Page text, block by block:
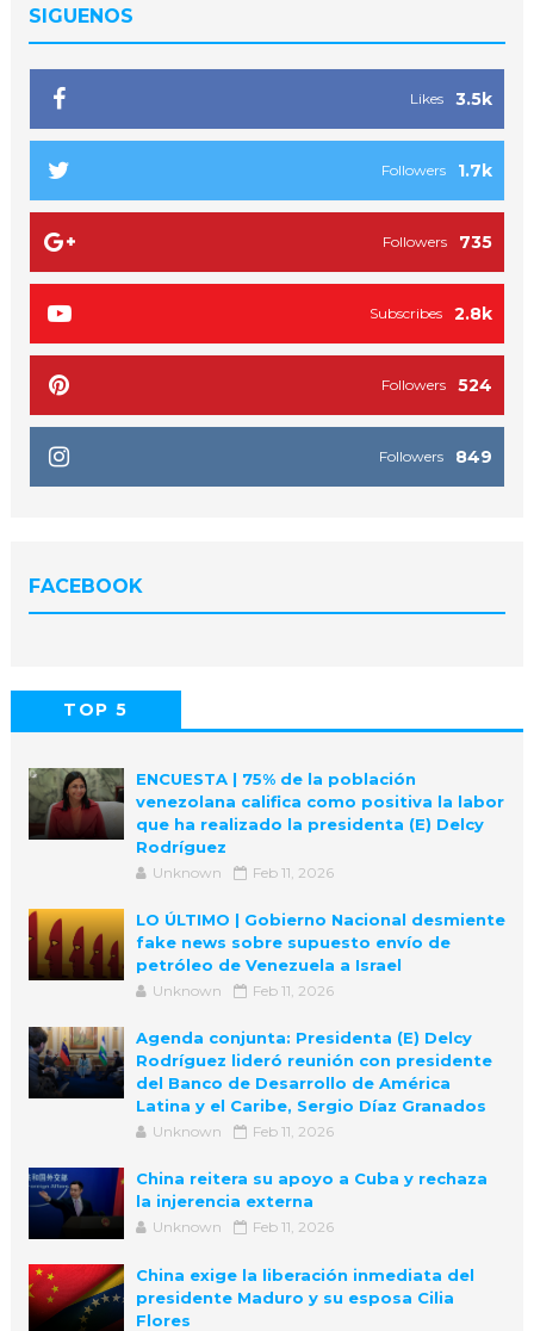
SIGUENOS
3.5k
Likes
1.7k
Followers
735
Followers
2.8k
Subscribes
524
Followers
849
Followers
FACEBOOK
TOP 5
ENCUESTA | 75% de la población
venezolana califica como positiva la labor
que ha realizado la presidenta (E) Delcy
Rodríguez
Unknown Feb 11, 2026
LO ÚLTIMO | Gobierno Nacional desmiente
fake news sobre supuesto envío de
petróleo de Venezuela a Israel
Unknown Feb 11, 2026
Agenda conjunta: Presidenta (E) Delcy
Rodríguez lideró reunión con presidente
del Banco de Desarrollo de América
Latina y el Caribe, Sergio Díaz Granados
Unknown Feb 11, 2026
China reitera su apoyo a Cuba y rechaza
la injerencia externa
Unknown Feb 11, 2026
China exige la liberación inmediata del
presidente Maduro y su esposa Cilia
Flores